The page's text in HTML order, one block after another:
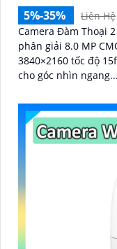
5%-35%
Liên Hệ
Camera Đàm Thoại
phân giải 8.0 MP
3840×2160 tốc độ
cho góc nhìn ngang...